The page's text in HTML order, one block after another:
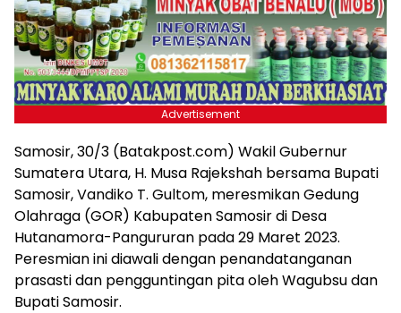
Advertisement
Samosir, 30/3 (Batakpost.com) Wakil Gubernur
Sumatera Utara, H. Musa Rajekshah bersama Bupati
Samosir, Vandiko T. Gultom, meresmikan Gedung
Olahraga (GOR) Kabupaten Samosir di Desa
Hutanamora-Pangururan pada 29 Maret 2023.
Peresmian ini diawali dengan penandatanganan
prasasti dan pengguntingan pita oleh Wagubsu dan
Bupati Samosir.